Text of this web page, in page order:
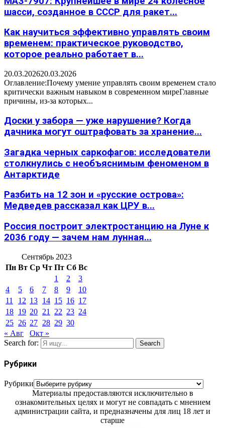
шасси, созданное в СССР для ракет...
Как научиться эффективно управлять своим
временем: практическое руководство,
которое реально работает в...
20.03.202620.03.2026
Оглавление:Почему умение управлять своим временем стало
критически важным навыком в современном миреГлавные
причины, из-за которых...
Доски у забора — уже нарушение? Когда
дачника могут оштрафовать за хранение...
Загадка черных саркофагов: исследователи
столкнулись с необъяснимым феноменом в
Антарктиде
Разбить на 12 зон и «русские острова»:
Медведев рассказал как ЦРУ в...
Россия построит электростанцию на Луне к
2036 году — зачем нам лунная...
Сентябрь 2023
Пн Вт Ср Чт Пт Сб Вс
1
2
3
4
5 6 7 8 9
10
11
12 13 14 15 16 17
18 19 20 21 22 23 24
25 26 27 28 29 30
« Авг
Окт »
Search for:
Search
Рубрики
Рубрики
Материалы предоставляются исключительно в
ознакомительных целях и могут не совпадать с мнением
администрации сайта, и предназначены для лиц 18 лет и
старше